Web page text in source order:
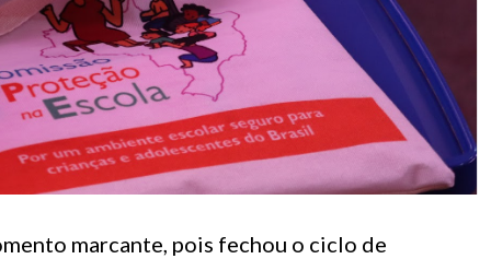
marcante, pois fechou o ciclo de